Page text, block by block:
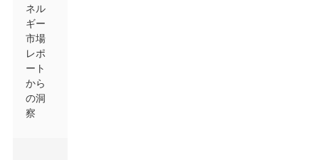
ネル
ギー
市場
レポ
ート
から
の洞
察